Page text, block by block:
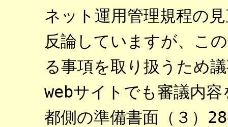
ネット運用管理規程の
反論していますが、こ
る事項を取り扱うため
webサイトでも審議内
都側の準備書面（３）